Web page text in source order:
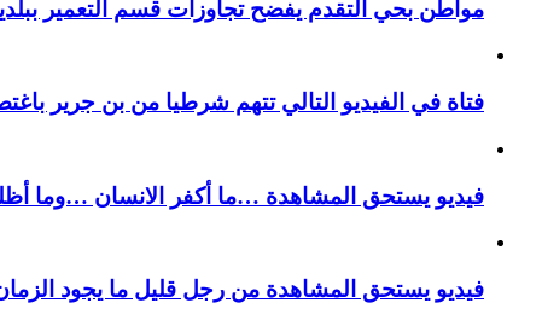
مواطن بحي التقدم يفضح تجاوزات قسم التعمير
فتاة في الفيديو التالي تتهم شرطيا من بن جرير
فيديو يستحق المشاهدة …ما أكفر الانسان …وما
فيديو يستحق المشاهدة من رجل قليل ما يجود